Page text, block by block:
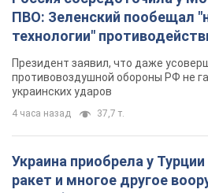
5 часов назад 10,5 т.
"Нас услышали лишь одним
Украины уже 24-й день
митинги в поддержку
Антиправительственные
5 часов назад 3,9 т.